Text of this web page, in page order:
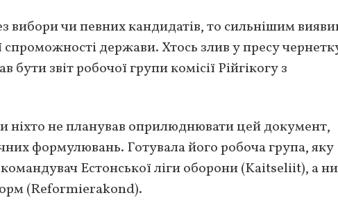
вибори чи певних кандидатів, то сильнішим
спроможності держави. Хтось злив у пресу
звіт робочої групи комісії Рійгікогу з
ніхто не планував оприлюднювати цей документ,
формулювань. Готувала його робоча група, яку
Естонської ліги оборони (Kaitseliit), а
(Reformierakond).